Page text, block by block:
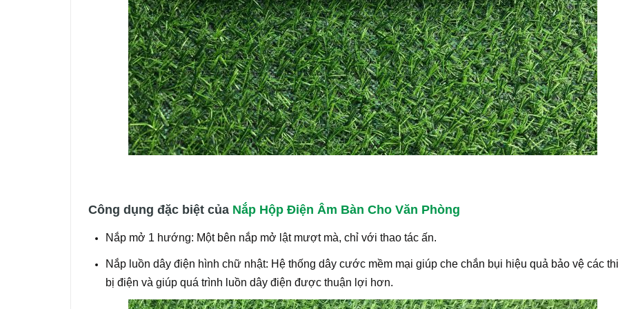
Công dụng đặc biệt của Nắp Hộp Điện Âm Bàn Cho Văn Phòng
Nắp mở 1 hướng: Một bên nắp mở lật mượt mà, chỉ với thao tác ấn.
Nắp luồn dây điện hình chữ nhật: Hệ thống dây cước mềm mại giúp che chắn bụi hiệu quả bảo vệ các
bị điện và giúp quá trình luồn dây điện được thuận lợi hơn.